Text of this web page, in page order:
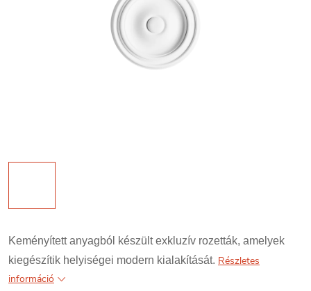
Keményített anyagból készült exkluzív rozetták, amelyek
kiegészítik helyiségei modern kialakítását. Részletes
információ